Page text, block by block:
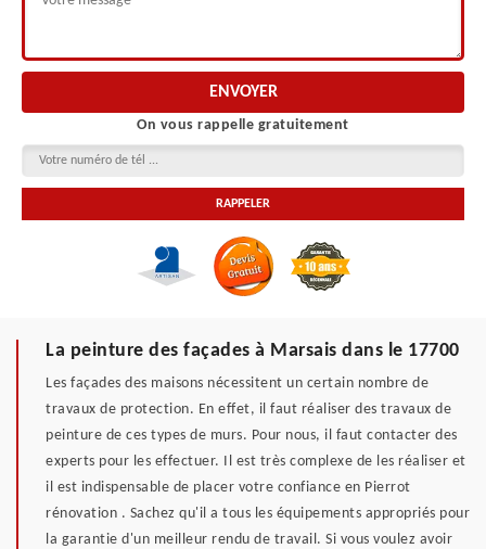
On vous rappelle gratuitement
La peinture des façades à Marsais dans le 17700
Les façades des maisons nécessitent un certain nombre de
travaux de protection. En effet, il faut réaliser des travaux de
peinture de ces types de murs. Pour nous, il faut contacter des
experts pour les effectuer. Il est très complexe de les réaliser et
il est indispensable de placer votre confiance en Pierrot
rénovation . Sachez qu'il a tous les équipements appropriés pour
la garantie d'un meilleur rendu de travail. Si vous voulez avoir